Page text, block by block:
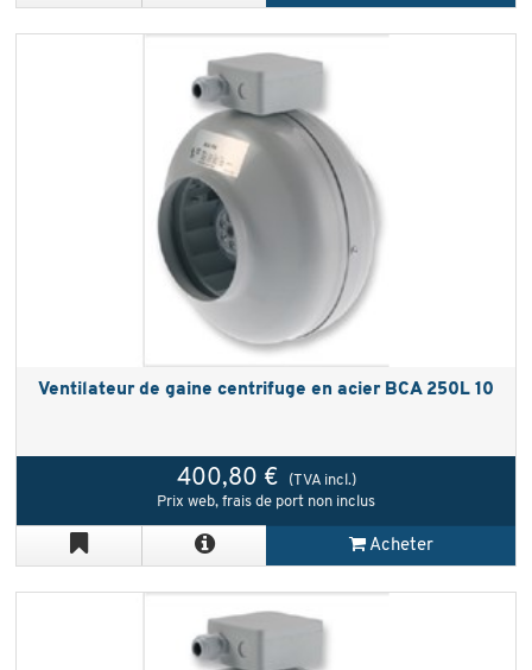
Ventilateur de gaine centrifuge en acier BCA 250L 10
400,80 €
(TVA incl.)
Prix web, frais de port non inclus
Acheter